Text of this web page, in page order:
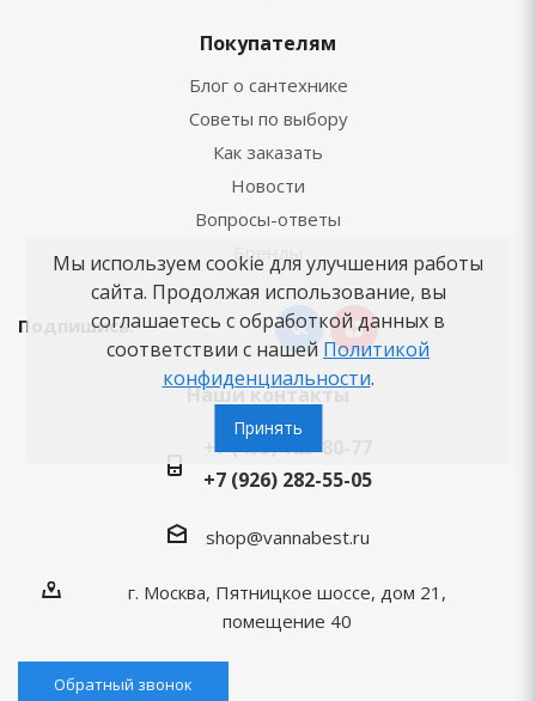
Покупателям
Блог о сантехнике
Советы по выбору
Как заказать
Новости
Вопросы-ответы
Бренды
Подпишись:
Наши контакты
+7 (495) 125-80-77
+7 (926) 282-55-05
shop@vannabest.ru
г. Москва, Пятницкое шоссе, дом 21,
помещение 40
Обратный звонок
Мы используем cookie для улучшения работы
сайта. Продолжая использование, вы
соглашаетесь с обработкой данных в
соответствии с нашей Политикой
конфиденциальности.
Принять